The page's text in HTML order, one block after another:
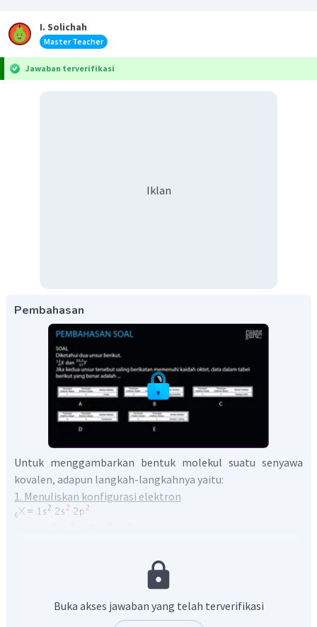
I. Solichah
Master Teacher
Jawaban terverifikasi
Iklan
Pembahasan
Untuk menggambarkan bentuk molekul suatu senyawa
kovalen, adapun langkah-langkahnya yaitu:
1. Menuliskan konfigurasi elektron
elektron lagi agar memenuhi kaidah oktet,
elektron valensi Y adalah 7 (non-logam) = memerlukan 1
Berarti ikatan kimia yang akan dibentuk oleh kedua unsur
Buka akses jawaban yang telah terverifikasi